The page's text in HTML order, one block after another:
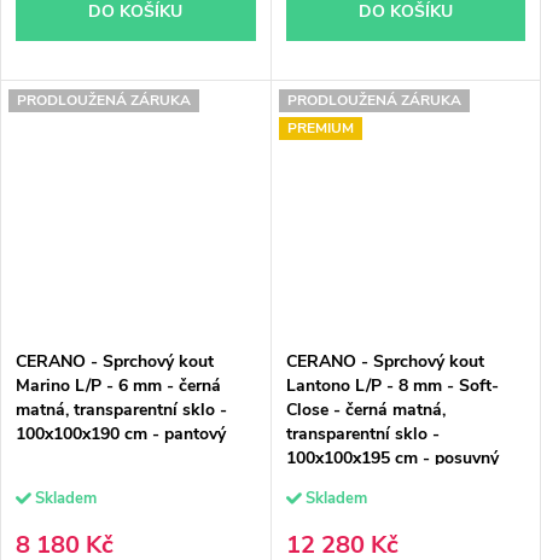
DO KOŠÍKU DO KOŠÍKU
PRODLOUŽENÁ ZÁRUKA
CERANO - Sprchový kout
Marino L/P - 6 mm - černá
matná, transparentní sklo -
100x100x190 cm - pantový
Skladem
8 180 Kč
PRODLOUŽENÁ ZÁRUKA
PREMIUM
CERANO - Sprchový kout
Lantono L/P - 8 mm - Soft-
Close - černá matná,
transparentní sklo -
100x100x195 cm - posuvný
Skladem
12 280 Kč